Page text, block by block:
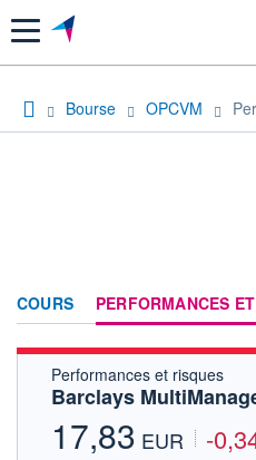
Menu
Bourse OPCVM
COURS PERFORMANCES
Performances et risques
Barclays
17,83 EUR -